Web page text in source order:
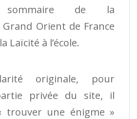
sommaire de la
Orient de France
Laïcité à l’école.
originale, pour
privée du site, il
trouver une énigme »